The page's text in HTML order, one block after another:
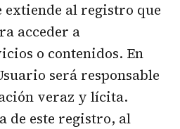
extiende al registro que
acceder a
o contenidos. En
será responsable
veraz y lícita.
de este registro, al